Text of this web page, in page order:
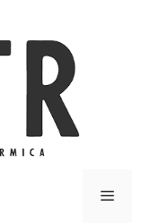
Menu